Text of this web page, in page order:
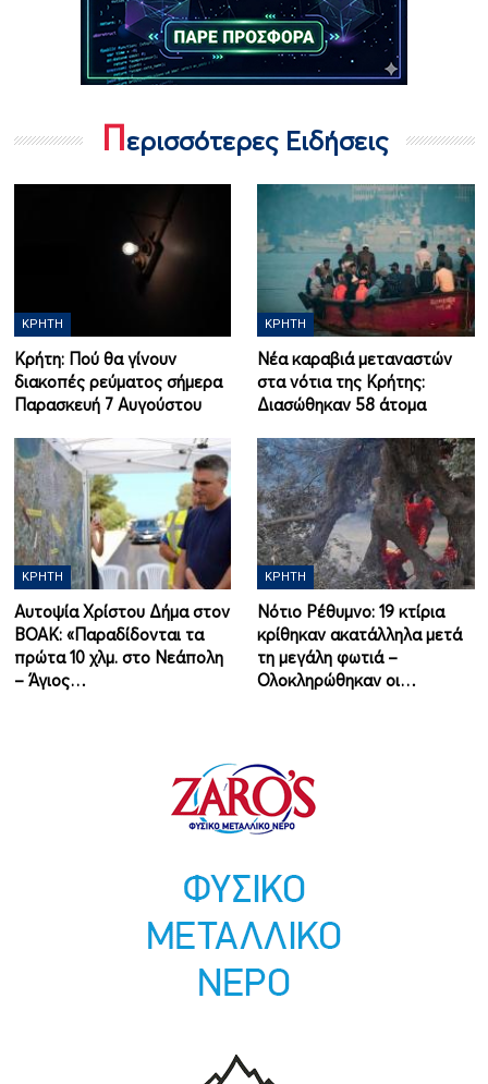
Περισσότερες Ειδήσεις
ΚΡΉΤΗ
Κρήτη: Πού θα γίνουν
διακοπές ρεύματος σήμερα
Παρασκευή 7 Αυγούστου
ΚΡΉΤΗ
Νέα καραβιά μεταναστών
στα νότια της Κρήτης:
Διασώθηκαν 58 άτομα
ΚΡΉΤΗ
Αυτοψία Χρίστου Δήμα στον
ΒΟΑΚ: «Παραδίδονται τα
πρώτα 10 χλμ. στο Νεάπολη
– Άγιος…
ΚΡΉΤΗ
Νότιο Ρέθυμνο: 19 κτίρια
κρίθηκαν ακατάλληλα μετά
τη μεγάλη φωτιά –
Ολοκληρώθηκαν οι…